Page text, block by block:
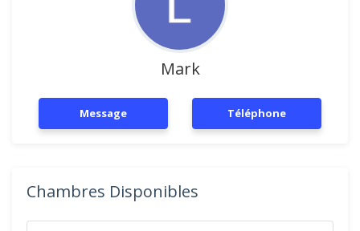
Mark
Message Téléphone
Chambres Disponibles